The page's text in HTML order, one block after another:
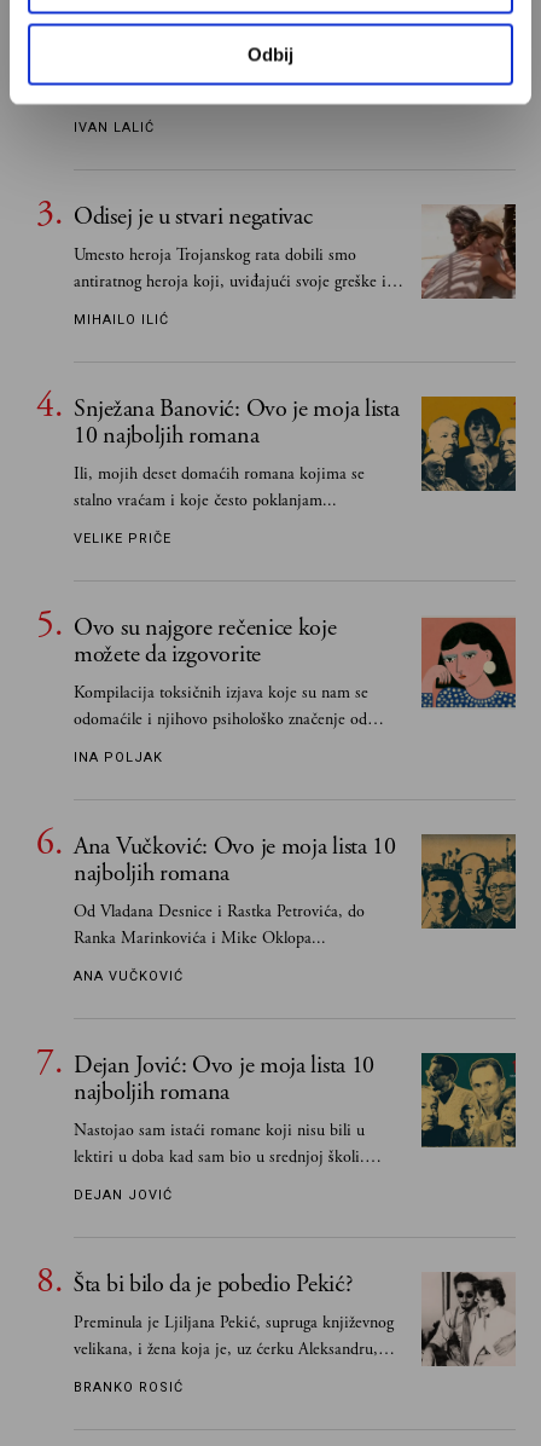
Odbij
najboljih romana
Od Dragoslava Mihailovića i Meše Selimovića,
do Mihaila Lalića i Slavenke Drakulić...
IVAN LALIĆ
Odisej je u stvari negativac
Umesto heroja Trojanskog rata dobili smo
antiratnog heroja koji, uviđajući svoje greške i
učeći na njima, shvata da postoje stvari koje su
MIHAILO ILIĆ
Snježana Banović: Ovo je moja lista
10 najboljih romana
Ili, mojih deset domaćih romana kojima se
stalno vraćam i koje često poklanjam...
VELIKE PRIČE
Ovo su najgore rečenice koje
možete da izgovorite
Kompilacija toksičnih izjava koje su nam se
odomaćile i njihovo psihološko značenje od
INA POLJAK
Ana Vučković: Ovo je moja lista 10
najboljih romana
Od Vladana Desnice i Rastka Petrovića, do
Ranka Marinkovića i Mike Oklopa...
ANA VUČKOVIĆ
Dejan Jović: Ovo je moja lista 10
najboljih romana
Nastojao sam istaći romane koji nisu bili u
lektiri u doba kad sam bio u srednjoj školi.
Smatrao sam da su "klasici" već dovoljno
DEJAN JOVIĆ
Šta bi bilo da je pobedio Pekić?
Preminula je Ljiljana Pekić, supruga književnog
velikana, i žena koja je, uz ćerku Aleksandru,
vodila računa o zaostavštini pisca. Ovu priču o
BRANKO ROSIĆ